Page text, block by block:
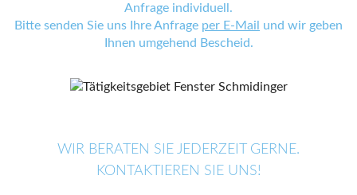
Anfrage individuell.
Bitte senden Sie uns Ihre Anfrage per E-Mail
und wir geben
Ihnen umgehend Bescheid.
WIR BERATEN SIE JEDERZEIT GERNE.
KONTAKTIEREN SIE UNS!